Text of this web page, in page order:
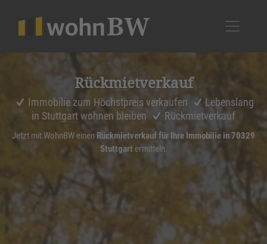
Rückmiet­ver­kauf
Immobilie zum Höchstpreis verkaufen
Lebenslang
in Stuttgart wohnen bleiben
Rückmietverkauf
Jetzt mit WohnBW einen Rückmietverkauf für Ihre Immobilie in 70329
Stuttgart ermitteln.